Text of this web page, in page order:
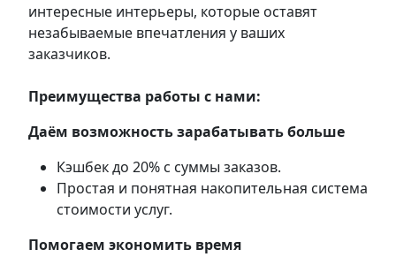
интересные интерьеры, которые оставят
незабываемые впечатления у ваших
заказчиков.
Преимущества работы с нами:
Даём возможность зарабатывать больше
Кэшбек до 20% с суммы заказов.
Простая и понятная накопительная система
стоимости услуг.
Помогаем экономить время